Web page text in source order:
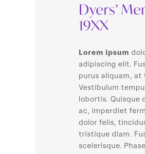
Dyers’
19XX
Lorem ipsum
adipiscing elit.
purus aliquam, at
Vestibulum
lobortis. Quisque
ac, imperdiet
dolor felis,
tristique diam.
scelerisque.